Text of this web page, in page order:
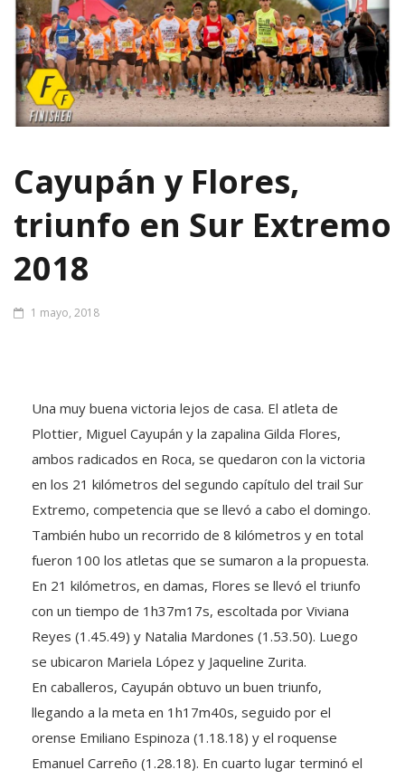
Cayupán y Flores,
triunfo en Sur Extremo
2018
Plottier, Miguel Cayupán y la zapalina Gilda Flores,
ambos radicados en Roca, se quedaron con la victoria
en los 21 kilómetros del segundo capítulo del trail Sur
Extremo, competencia que se llevó a cabo el domingo.
También hubo un recorrido de 8 kilómetros y en total
fueron 100 los atletas que se sumaron a la propuesta.
En 21 kilómetros, en damas, Flores se llevó el triunfo
con un tiempo de 1h37m17s, escoltada por Viviana
Reyes (1.45.49) y Natalia Mardones (1.53.50). Luego
se ubicaron Mariela López y Jaqueline Zurita.
En caballeros, Cayupán obtuvo un buen triunfo,
llegando a la meta en 1h17m40s, seguido por el
orense Emiliano Espinoza (1.18.18) y el roquense
Emanuel Carreño (1.28.18). En cuarto lugar terminó el
roquense Jorge Suárez (1.29.50) y quinto quedó el